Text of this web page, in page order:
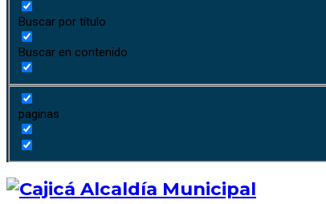
Buscar por título
Buscar en contenido
paginas